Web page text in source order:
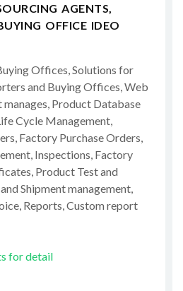
AGENTS,
OFFICE IDEO
Offices, Solutions for
and Buying Offices, Web
Product Database
Cycle Management,
Factory Purchase Orders,
Inspections, Factory
Product Test and
Shipment management,
Reports, Custom report
for detail